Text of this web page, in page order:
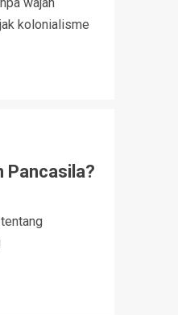
kolonialisme
Pancasila?